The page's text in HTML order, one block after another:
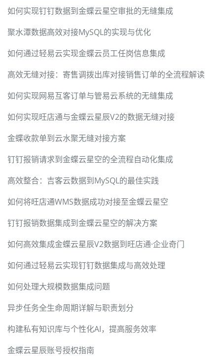
如何实现钉钉数据到金蝶云星空审批的无缝集成
聚水潭数据高效对接MySQL的实现与优化
如何通过轻易云实现金蝶云员工任岗信息集成
高效无缝对接：寄售调拨出库对接销售订单的全流程解读
如何实现网易互客订单与管易云系统的无缝集成
如何实现旺店通与金蝶云星辰V2的数据无缝对接
金蝶收款单到云水聚无缝对接方案
钉钉报销请求到金蝶云星空的全流程自动化集成
高效整合：吉客云数据到MySQL的最佳实践
如何将旺店通WMS数据成功对接至金蝶云星空
钉钉报销数据集成到金蝶云星空的解决方案
如何高效集成金蝶云星辰V2数据到旺店通·企业奇门
如何通过轻易云实现钉钉数据集成与高效处理
如何处理大规模数据集成问题
异步任务全生命周期详解与职责划分
构建私有知识库与个性化AI，提高服务效率
金蝶云星辰账号授权指南